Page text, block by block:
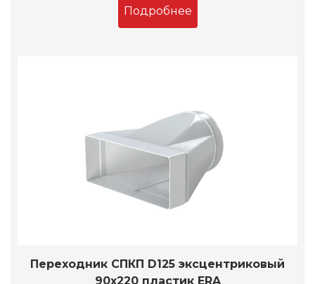
Подробнее
Переходник СПКП D125 эксцентриковый
90х220 пластик ERA